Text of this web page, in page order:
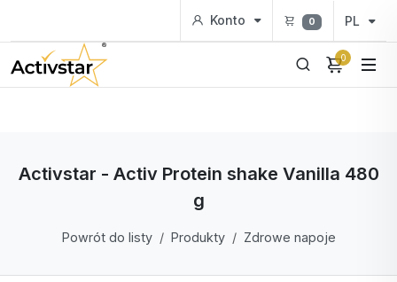
Konto 0 PL
0
Activstar - Activ Protein shake Vanilla 480
g
Powrót do listy Produkty Zdrowe napoje